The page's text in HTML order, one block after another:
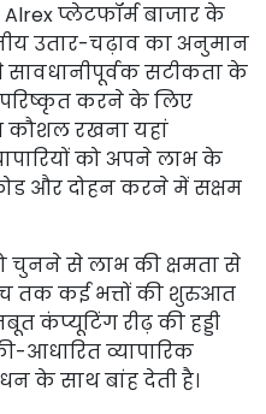
प्लेटफॉर्म बाजार के
उतार-चढ़ाव का अनुमान
सटीकता के
करने के लिए
कौशल रखना यहां
को अपने लाभ के
और दोहन करने में सक्षम
चुनने से लाभ की क्षमता से
तक कई भत्तों की शुरुआत
कंप्यूटिंग रीढ़ की हड्डी
आधारित व्यापारिक
के साथ बांह देती है।